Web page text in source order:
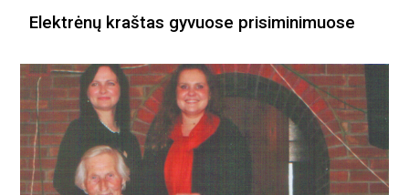
Elektrėnų kraštas gyvuose prisiminimuose